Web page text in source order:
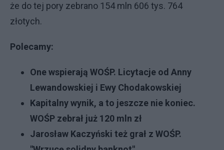
że do tej pory zebrano 154 mln 606 tys. 764
złotych.
Polecamy:
One wspierają WOŚP. Licytacje od Anny
Lewandowskiej i Ewy Chodakowskiej
Kapitalny wynik, a to jeszcze nie koniec.
WOŚP zebrał już 120 mln zł
Jarosław Kaczyński też grał z WOŚP.